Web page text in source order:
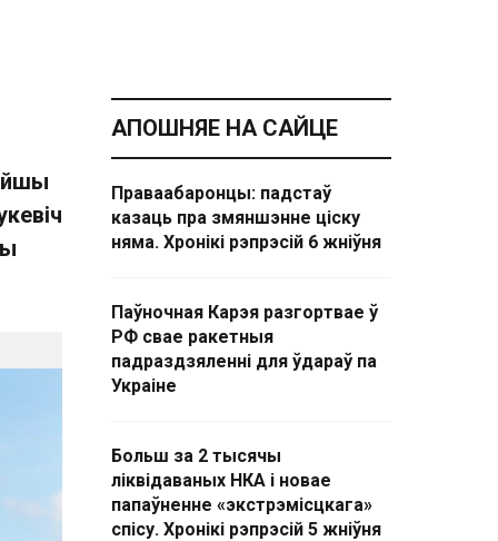
АПОШНЯЕ НА САЙЦЕ
Праваабаронцы: падстаў
казаць пра змяншэнне ціску
няма. Хронікі рэпрэсій 6 жніўня
Паўночная Карэя разгортвае ў
РФ свае ракетныя
падраздзяленні для ўдараў па
Украіне
Больш за 2 тысячы
ліквідаваных НКА і новае
папаўненне «экстрэмісцкага»
спісу. Хронікі рэпрэсій 5 жніўня